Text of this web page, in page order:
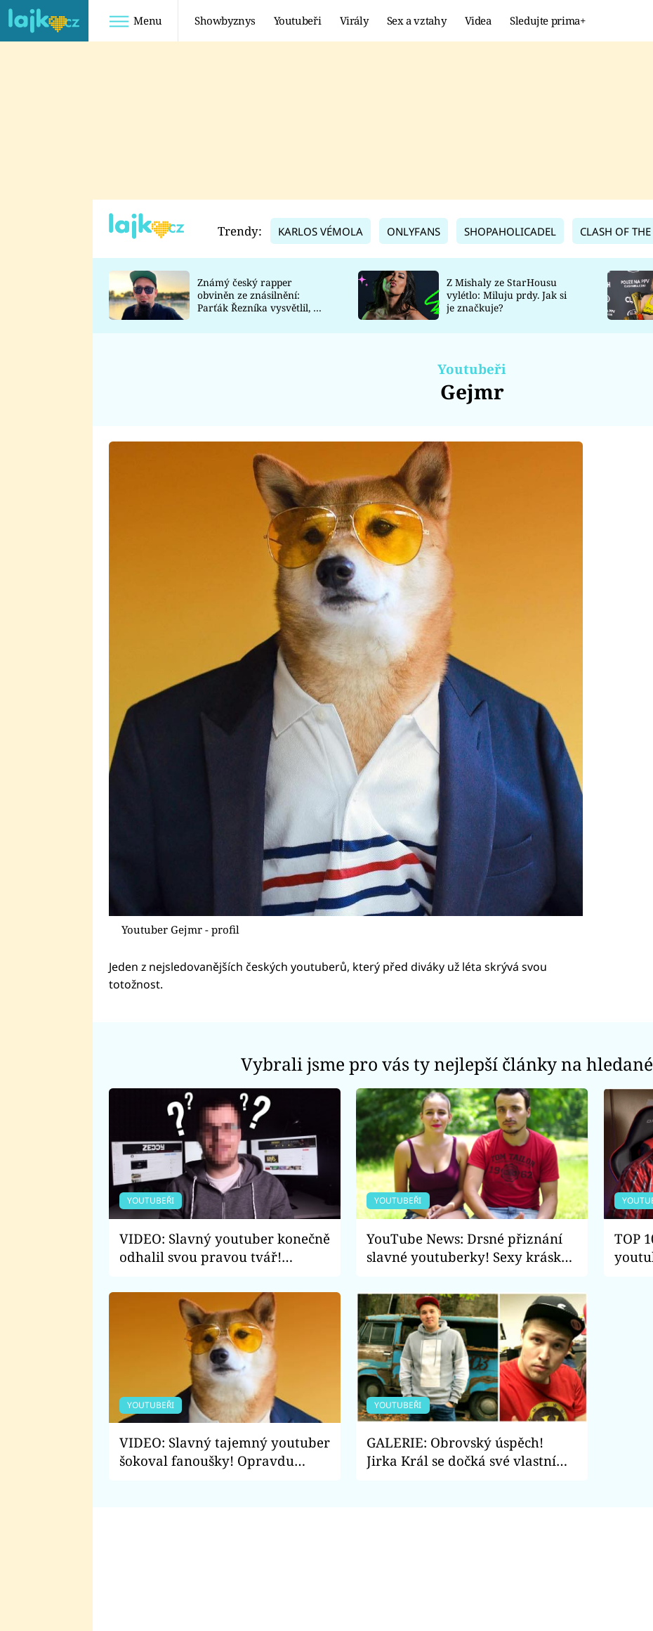
Menu Showbyznys Youtubeři Virály Sex a vztahy Videa Sledujte prima+
TADEÁŠ KUBĚNKA
DATEL
Trendy: KARLOS VÉMOLA ONLYFANS SHOPAHOLICADEL CLASH OF THE
Známý český rapper
obviněn ze znásilnění:
Parťák Řezníka vysvětlil, co
Z Mishaly ze StarHousu
vylétlo: Miluju prdy. Jak si
je značkuje?
Youtubeři
Gejmr
Youtuber Gejmr - profil
Jeden z nejsledovanějších českých youtuberů, který před diváky už léta skrývá svou
totožnost.
Vybrali jsme pro vás ty nejlepší články na
YOUTUBEŘI
VIDEO: Slavný youtuber konečně
odhalil svou pravou tvář!
vypadá
YOUTUBEŘI
YouTube News: Drsné přiznání
slavné youtuberky! Sexy kráska
udělal ze života peklo?
TOP
YOUTUBEŘI
VIDEO: Slavný tajemný youtuber
šokoval fanoušky! Opravdu
YOUTUBEŘI
GALERIE: Obrovský úspěch!
Jirka Král se dočká své vlastní